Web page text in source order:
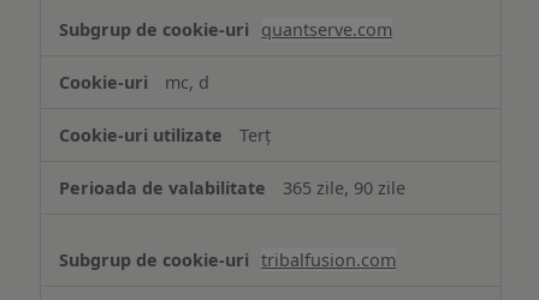
quantserve.com
mc, d
Terț
365 zile, 90 zile
tribalfusion.com